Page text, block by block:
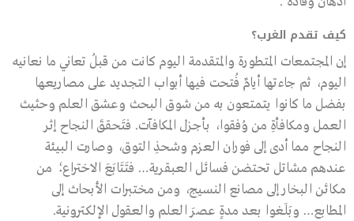
كيف تقدم الغرب؟
إن المجتمعات المتطورة والمتقدمة اليوم كانت من قبلُ تعاني ما نعانيه
اليوم، ثم جاءتها أيامٌ فُتحت فيها أبواب التجديد على مصاريعها
بفضل ما كانوا يتمتعون به من شوق البحث وعشق العلم وحثيث
العمل ومكافأةِ من وُفقوا، بأجزل المكافآت. فتَحققَ النجاح إثر
النجاح مما أدى إلى فوران العزم وشحذِ التوق، وصارت البيئة
عندهم مشاتل تحتضن فسائل العبقرية… فتَتَابَعَ الاختراع؛ من
مكائن البخار إلى مصانع النسيج، ومن مختبرات الأبحاث إلى
المطابع… وبَلَغوا بعد مدةٍ عصرَ العلم والعقول الإلكترونية.